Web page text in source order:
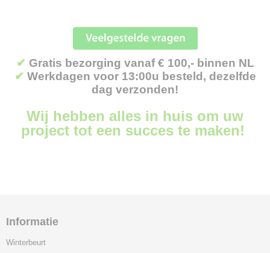
✔ Gratis bezorging vanaf € 100,- binnen NL
✔ Werkdagen voor 13:00u besteld, dezelfde
dag verzonden!
Wij hebben alles in huis om uw
project tot een succes te maken!
Informatie
Winterbeurt